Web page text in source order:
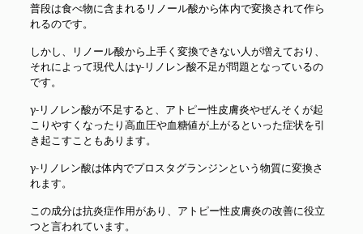
普段は食べ物に含まれるリノール酸から体内で変換されて作ら
れるのです。
しかし、リノール酸から上手く変換できない人が増えており、
それによって現代人はγ-リノレン酸不足が問題となっているの
です。
γ-リノレン酸が不足すると、アトピー性皮膚炎やぜんそくが起
こりやすくなったり高血圧や血糖値が上がるといった症状を引
き起こすこともあります。
γ-リノレン酸は体内でプロスタグランジンという物質に変換さ
れます。
この成分は抗炎症作用があり、アトピー性皮膚炎の改善に役立
つと言われています。